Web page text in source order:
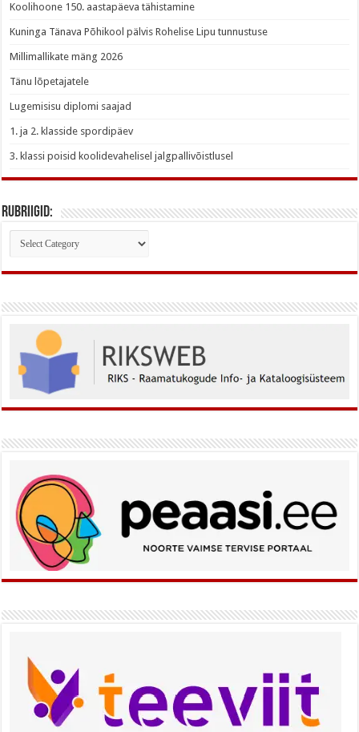
Koolihoone 150. aastapäeva tähistamine
Kuninga Tänava Põhikool pälvis Rohelise Lipu tunnustuse
Millimallikate mäng 2026
Tänu lõpetajatele
Lugemisisu diplomi saajad
1. ja 2. klasside spordipäev
3. klassi poisid koolidevahelisel jalgpallivõistlusel
Rubriigid:
Rubriigid: